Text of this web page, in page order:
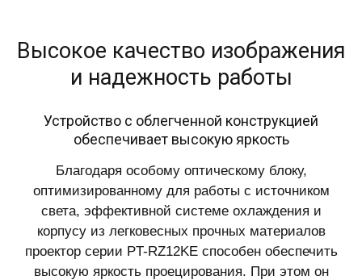
Высокое качество изображения
и надежность работы
Устройство с облегченной конструкцией
обеспечивает высокую яркость
Благодаря особому оптическому блоку,
оптимизированному для работы с источником
света, эффективной системе охлаждения и
корпусу из легковесных прочных материалов
проектор серии PT-RZ12KE способен обеспечить
высокую яркость проецирования. При этом он